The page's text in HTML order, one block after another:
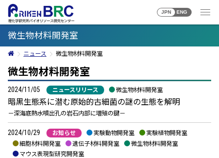
JPN ENG
微生物材料開発室
ニュース 微生物材料開発室
微生物材料開発室
2024/11/05 ニュースリリース 微生物材料開発室
暗黒生態系に潜む原始的古細菌の謎の生態を解明
－深海底熱水噴出孔の岩石内部に増殖の鍵－
2024/10/29 お知らせ 実験動物開発室
実験植物開発室
細胞材料開発室
遺伝子材料開発室
微生物材料開発室
マウス表現型研究開発室